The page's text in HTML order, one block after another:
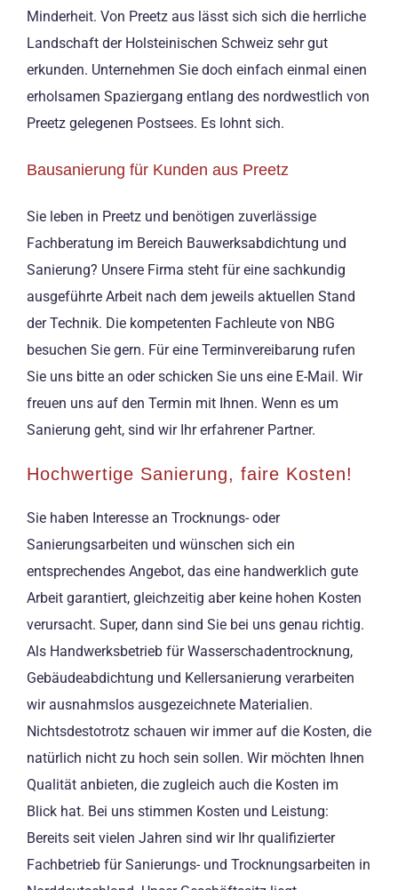
Minderheit. Von Preetz aus lässt sich sich die herrliche
Landschaft der Holsteinischen Schweiz sehr gut
erkunden. Unternehmen Sie doch einfach einmal einen
erholsamen Spaziergang entlang des nordwestlich von
Preetz gelegenen Postsees. Es lohnt sich.
Bausanierung für Kunden aus Preetz
Sie leben in Preetz und benötigen zuverlässige
Fachberatung im Bereich Bauwerksabdichtung und
Sanierung? Unsere Firma steht für eine sachkundig
ausgeführte Arbeit nach dem jeweils aktuellen Stand
der Technik. Die kompetenten Fachleute von NBG
besuchen Sie gern. Für eine Terminvereibarung rufen
Sie uns bitte an oder schicken Sie uns eine E-Mail. Wir
freuen uns auf den Termin mit Ihnen. Wenn es um
Sanierung geht, sind wir Ihr erfahrener Partner.
Hochwertige Sanierung, faire Kosten!
Sie haben Interesse an Trocknungs- oder
Sanierungsarbeiten und wünschen sich ein
entsprechendes Angebot, das eine handwerklich gute
Arbeit garantiert, gleichzeitig aber keine hohen Kosten
verursacht. Super, dann sind Sie bei uns genau richtig.
Als Handwerksbetrieb für Wasserschadentrocknung,
Gebäudeabdichtung und Kellersanierung verarbeiten
wir ausnahmslos ausgezeichnete Materialien.
Nichtsdestotrotz schauen wir immer auf die Kosten, die
natürlich nicht zu hoch sein sollen. Wir möchten Ihnen
Qualität anbieten, die zugleich auch die Kosten im
Blick hat. Bei uns stimmen Kosten und Leistung:
Bereits seit vielen Jahren sind wir Ihr qualifizierter
Fachbetrieb für Sanierungs- und Trocknungsarbeiten in